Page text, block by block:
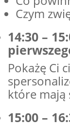
Czym
14:30 –
Pokażę Ci
które
15:00 –